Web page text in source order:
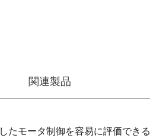
関連製品
たモータ制御を容易に評価できる